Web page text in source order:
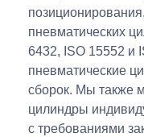
пневматических
6432, ISO 15552 и
пневматические
сборок. Мы также
цилиндры
с требованиями